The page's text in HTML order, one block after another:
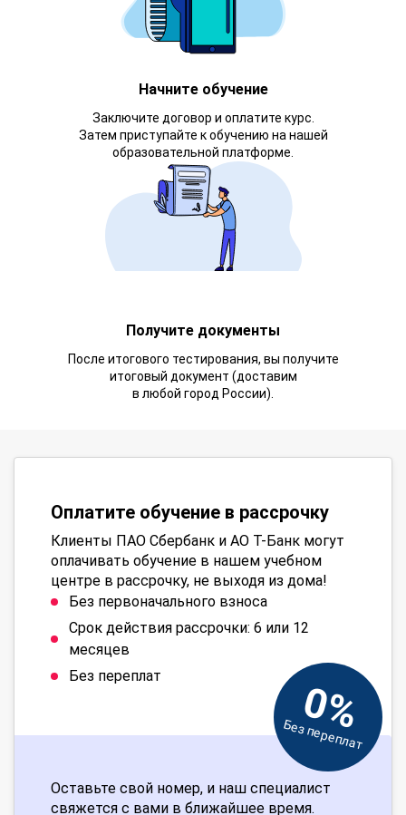
Начните обучение
Заключите договор и оплатите курс.
Затем приступайте к обучению на нашей
образовательной платформе.
Получите документы
После итогового тестирования, вы получите
итоговый документ (доставим
в любой город России).
Оплатите обучение в рассрочку
Клиенты ПАО Сбербанк и АО Т-Банк могут
оплачивать обучение в нашем учебном
центре в рассрочку, не выходя из дома!
Без первоначального взноса
Срок действия рассрочки: 6 или 12
месяцев
Без переплат
0%
Без переплат
Оставьте свой номер, и наш специалист
свяжется с вами в ближайшее время.